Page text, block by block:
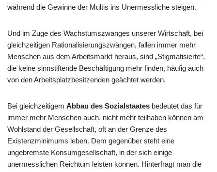
während die Gewinne der Multis ins Unermessliche steigen.
Und im Zuge des Wachstumszwanges unserer Wirtschaft, bei
gleichzeitigen Rationalisierungszwängen, fallen immer mehr
Menschen aus dem Arbeitsmarkt heraus, sind „Stigmatisierte“,
die keine sinnstiftende Beschäftigung mehr finden, häufig auch
von den Arbeitsplatzbesitzenden geächtet werden.
Bei gleichzeitigem Abbau des Sozialstaates bedeutet das für
immer mehr Menschen auch, nicht mehr teilhaben können am
Wohlstand der Gesellschaft, oft an der Grenze des
Existenzminimums leben. Dem gegenüber steht eine
ungebremste Konsumgesellschaft, in der sich einige
unermesslichen Reichtum leisten können. Hinterfragt man die